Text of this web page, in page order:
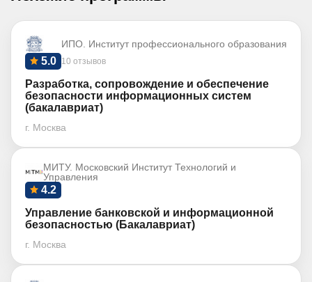
ИПО. Институт профессионального образования
10 отзывов
5.0
Разработка, сопровождение и обеспечение
безопасности информационных систем
(бакалавриат)
г. Москва
МИТУ. Московский Институт Технологий и
Управления
4.2
Управление банковской и информационной
безопасностью (Бакалавриат)
г. Москва